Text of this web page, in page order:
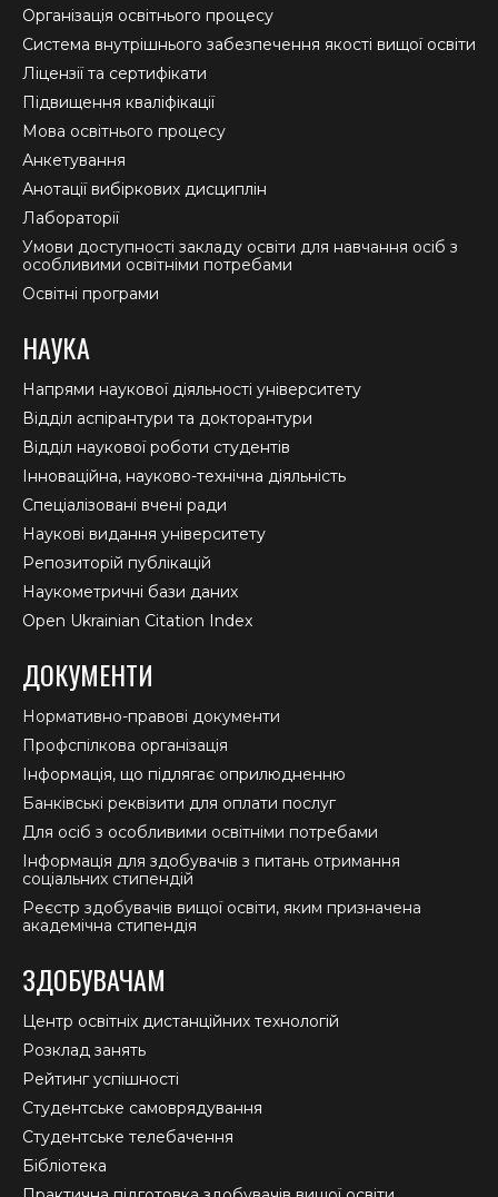
in
new
window
in
new
window
in
new
window
Організація освітнього процесу
Система внутрішнього забезпечення якості вищої освіти
Ліцензії та сертифікати
Підвищення кваліфікації
Мова освітнього процесу
Анкетування
Анотації вибіркових дисциплін
Лабораторії
Умови доступності закладу освіти для навчання осіб з
особливими освітніми потребами
Освітні програми
НАУКА
Напрями наукової діяльності університету
Відділ аспірантури та докторантури
Відділ наукової роботи студентів
Інноваційна, науково-технічна діяльність
Спеціалізовані вчені ради
Наукові видання університету
Репозиторій публікацій
Наукометричні бази даних
Open Ukrainian Citation Index
ДОКУМЕНТИ
Нормативно-правові документи
Профспілкова організація
Інформація, що підлягає оприлюдненню
Банківські реквізити для оплати послуг
Для осіб з особливими освітніми потребами
Інформація для здобувачів з питань отримання
соціальних стипендій
Реєстр здобувачів вищої освіти, яким призначена
академічна стипендія
ЗДОБУВАЧАМ
Центр освітніх дистанційних технологій
Розклад занять
Рейтинг успішності
Студентське самоврядування
Студентське телебачення
Бібліотека